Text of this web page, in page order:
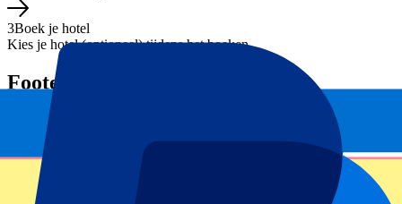
3Boek je hotel
Kies je hotel (optioneel) tijdens het boeken
Footer menu
Topclubs
Manchester United